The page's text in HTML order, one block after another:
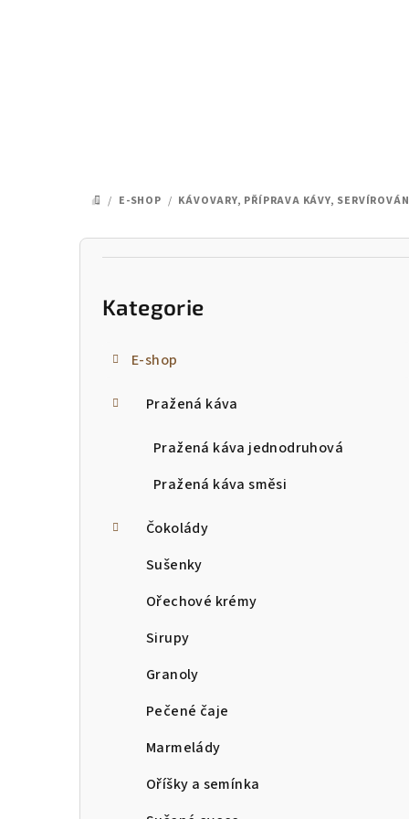
DOMŮ
/ E-SHOP / KÁVOVARY, PŘÍPRAVA KÁVY,
P
Kategorie
E-shop
Pražená káva
Pražená káva jednodruhová
Pražená káva směsi
Čokolády
Sušenky
Ořechové krémy
Sirupy
Granoly
Pečené čaje
Marmelády
Oříšky a semínka